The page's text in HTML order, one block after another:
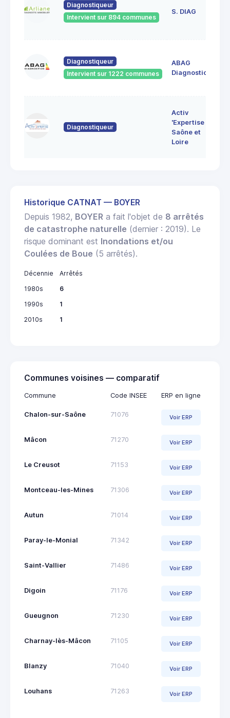
Diagnostiqueur
Intervient sur 894 communes
S. DIAG
Diagnostiqueur
Intervient sur 1222 communes
ABAG
Diagnostics
Diagnostiqueur
Activ
'Expertise
Saône et
Loire
Historique CATNAT — BOYER
Depuis 1982, BOYER a fait l'objet de 8 arrêtés
de catastrophe naturelle (dernier : 2019). Le
risque dominant est Inondations et/ou
Coulées de Boue (5 arrêtés).
Décennie
Arrêtés
1980s
6
1990s
1
2010s
1
Communes voisines — comparatif
Commune Code INSEE ERP en ligne
Chalon-sur-Saône 71076 Voir ERP
Mâcon 71270 Voir ERP
Le Creusot 71153 Voir ERP
Montceau-les-Mines 71306 Voir ERP
Autun 71014 Voir ERP
Paray-le-Monial 71342 Voir ERP
Saint-Vallier 71486 Voir ERP
Digoin 71176 Voir ERP
Gueugnon 71230 Voir ERP
Charnay-lès-Mâcon 71105 Voir ERP
Blanzy 71040 Voir ERP
Louhans 71263 Voir ERP